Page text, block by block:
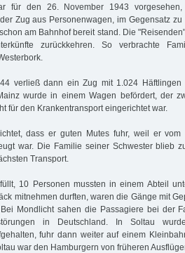
für den 26. November 1943
Zug aus Personenwagen, im Gegensatz
am Bahnhof bereit stand. Die
zurückkehren. So verbrachte
verließ dann ein Zug mit 1.024 Häftlingen
wurde in einem Wagen befördert, der
für den Krankentransport eingerichtet war.
dass er guten Mutes fuhr, weil er vom
war. Die Familie seiner Schwester blieb
Transport.
10 Personen mussten in einem Abteil
mitnehmen durften, waren die Gänge mit
Mondlicht sahen die Passagiere bei der
in Deutschland. In Soltau
fuhr dann weiter auf einem
war den Hamburgern von früheren